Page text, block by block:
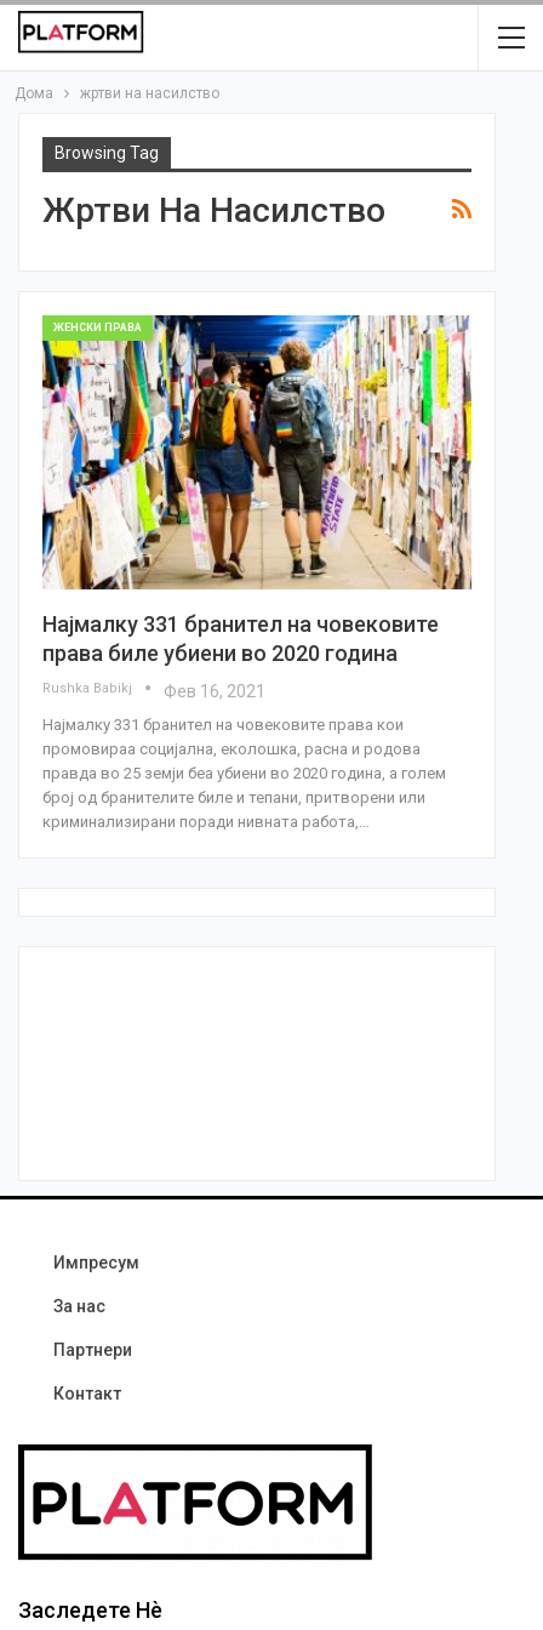
Дома жртви на насилство
Browsing Tag
Жртви На Насилство
ЖЕНСКИ ПРАВА
Најмалку 331 бранител на човековите
права биле убиени во 2020 година
Rushka Babikj Фев 16, 2021
Најмалку 331 бранител на човековите права кои
промовираа социјална, еколошка, расна и родова
правда во 25 земји беа убиени во 2020 година, a голем
број од бранителите биле и тепани, притворени или
криминализирани поради нивната работа,…
Импресум
За нас
Партнери
Контакт
Заследете Нѐ